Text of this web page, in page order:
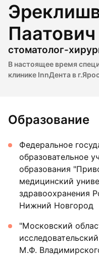
Паатович
стоматолог-
В настоящее время
клинике InnДента в
Образование
Федеральное
образовательное
образования
медицинский
здравоохранения
Нижний Новгород
"Московский
М.Ф.